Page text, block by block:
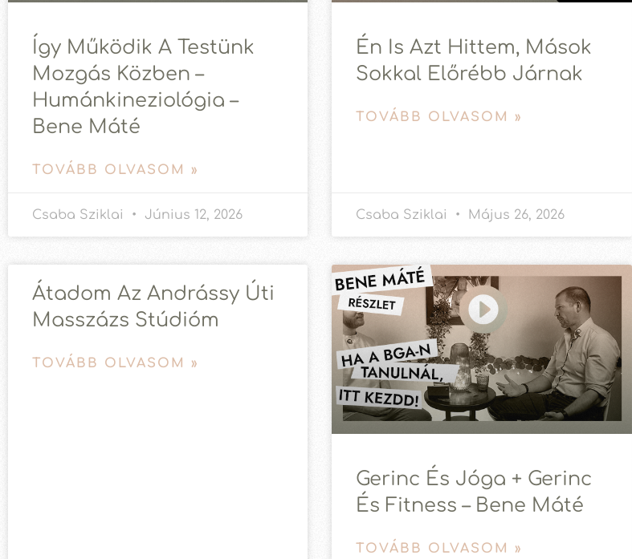
Így Működik A Testünk
Mozgás Közben –
Humánkineziológia –
Bene Máté
TOVÁBB OLVASOM »
Csaba Sziklai Június 12, 2026
Én Is Azt Hittem, Mások
Sokkal Előrébb Járnak
TOVÁBB OLVASOM »
Csaba Sziklai Május 26, 2026
Átadom Az Andrássy Úti
Masszázs Stúdióm
TOVÁBB OLVASOM »
Gerinc És Jóga + Gerinc
És Fitness – Bene Máté
TOVÁBB OLVASOM »